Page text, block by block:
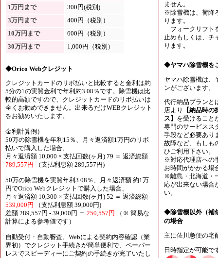
1万円まで
300円(税別)
3万円まで
400円（税別）
10万円まで
600円（税別）
30万円まで
1,000円（税別）
◆Orico Webクレジット
クレジットカードのリボ払いと比較すると金利は約
5分の1の実質金利で年利約3.08％です。除雪機は比
較的高額ですので、クレジットカードのリボ払いは
全くお勧めできません。出来るだけWEBクレジット
をお勧めいたします。
金利計算例）
50万の除雪機を年利15％、月々返済額1万円のリボ
払いで購入した場合、
月々返済額 10,000 × 支払回数(ヶ月) 79 ＝ 返済総額
789,557円
（支払利息額 289,557円)
50万の除雪機を実質年利3.08％、月々返済額 約1万
円でOrico Webクレジットで購入した場合、
月々返済額 10,300 × 支払回数(ヶ月) 52 ＝ 返済総額
539,000円
（支払利息額 39,000円)
差額 289,557円 - 39,000円 ＝ 250,557円
（※ 簡易な
計算による参考値です）
自動受付・自動審査、Webによる契約内容確認（業
界初）でクレジット手続きが簡単便利で、ペーパー
レスでスピーディーにご契約の手続きが完了いたし
ません。
※除雪機は、荷降
ります。
フォークリフト
止めもしくは、チ
ります。
◆ヤマハ除雪機を
ヤマハ除雪機は、
ンがございます。
代行納品プランと
店より
【納品時
ス】 を受けること
専門のサービスス
手段など必要あり
故障など、もしも
ひご利用下さい。
※対応代理店への
お時間がかかる場
※離島・北海道・
応が出来ない場合
い。
◆除雪機以外（補
の場合
主に佐川急便の宅
日時指定が可能で